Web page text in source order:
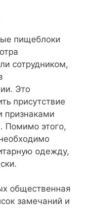
пищеблоки
сотрудником,
Это
присутствие
Помимо этого,
одежду,
общественная
замечаний и